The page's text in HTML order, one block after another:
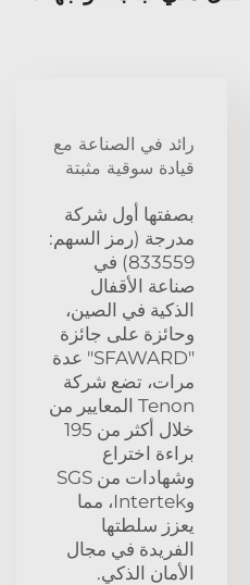
رائد في الصناعة مع
قيادة سوقية مثبتة
بصفتها أول شركة
مدرجة (رمز السهم:
833559) في
صناعة الأقفال
الذكية في الصين،
وحائزة على جائزة
"SFAWARD" عدة
مرات، تضع شركة
Tenon المعايير من
خلال أكثر من 195
براءة اختراع
وشهادات من SGS
وIntertek، مما
يعزز سلطتها
الفريدة في مجال
الأمان الذكي.